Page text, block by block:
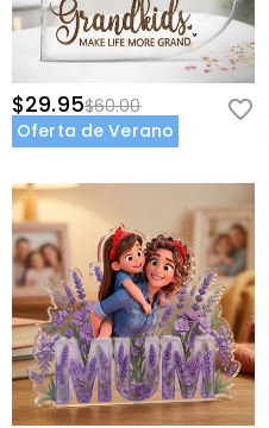
mientras dan sus primeros
profesional.
¡Sorprende al graduado que ha
futuro y personaliza su placa de
coleccionable premium hoy!
$29.95$60.00
Oferta de Verano